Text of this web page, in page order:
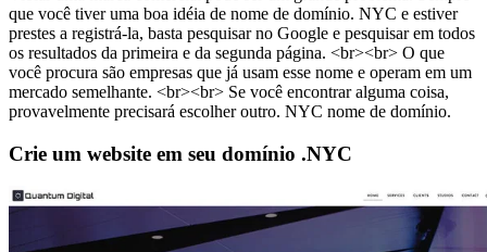
que você tiver uma boa idéia de nome de domínio. NYC e estiver
prestes a registrá-la, basta pesquisar no Google e pesquisar em todos
os resultados da primeira e da segunda página. <br><br> O que
você procura são empresas que já usam esse nome e operam em um
mercado semelhante. <br><br> Se você encontrar alguma coisa,
provavelmente precisará escolher outro. NYC nome de domínio.
Crie um website em seu domínio .NYC